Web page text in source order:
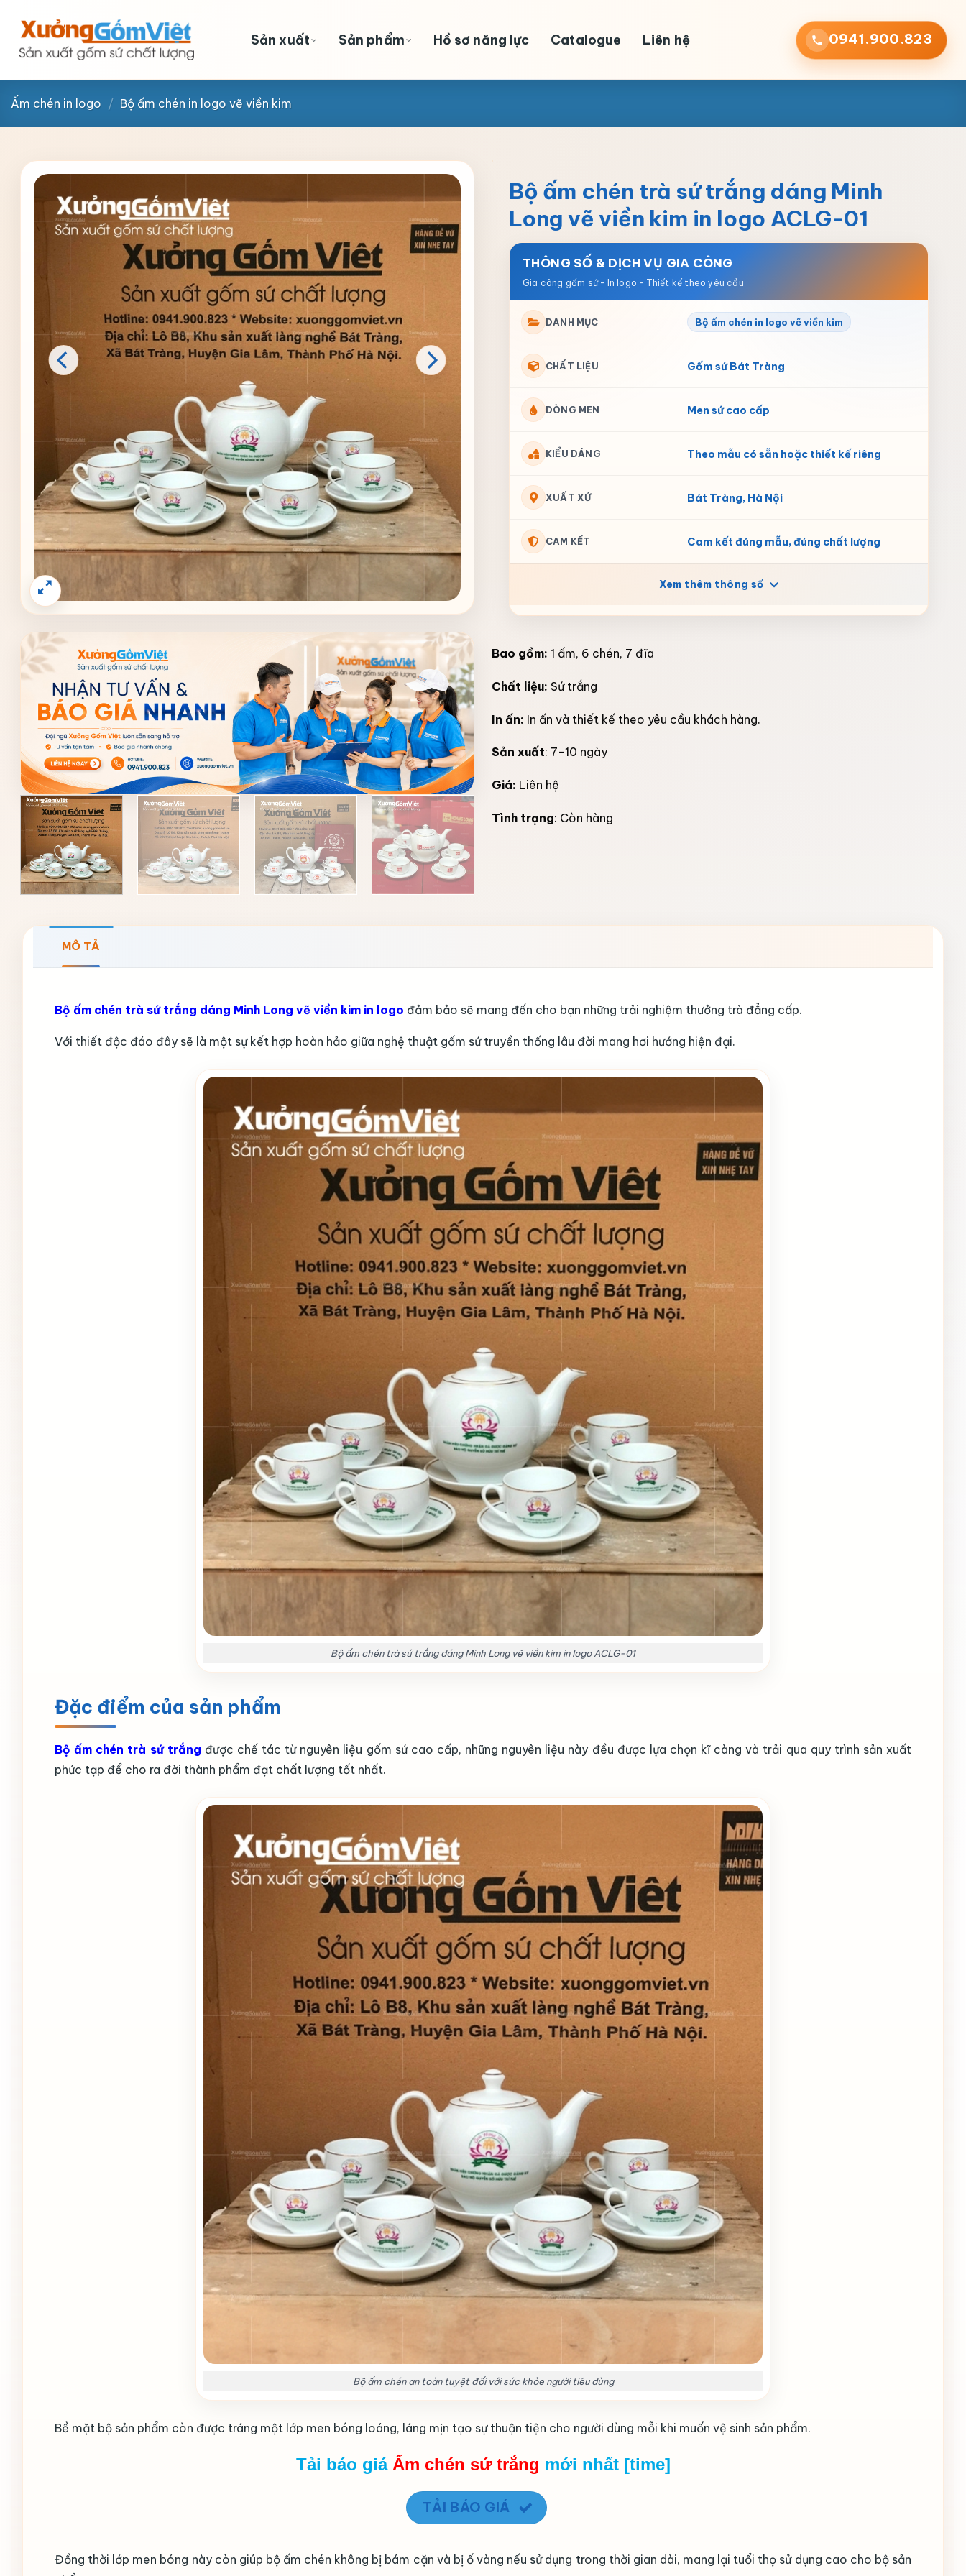
content
Sản xuất Sản phẩm Hồ sơ năng lực Catalogue Liên hệ 0941.900.823
Ấm chén in logo / Bộ ấm chén in logo vẽ viền kim
Bộ ấm chén trà sứ trắng dáng Minh
Long vẽ viền kim in logo ACLG-01
THÔNG SỐ & DỊCH VỤ GIA CÔNG
DANH MỤC Bộ ấm chén in logo vẽ viền kim
CHẤT LIỆU Gốm sứ Bát Tràng
DÒNG MEN Men sứ cao cấp
KIỂU DÁNG Theo mẫu có sẵn hoặc thiết kế riêng
XUẤT XỨ Bát Tràng, Hà Nội
CAM KẾT Cam kết đúng mẫu, đúng chất lượng
Xem thêm thông số
Bao gồm: 1 ấm, 6 chén, 7 đĩa
Chất liệu: Sứ trắng
In ấn: In ấn và thiết kế theo yêu cầu khách hàng.
Sản xuất: 7-10 ngày
Giá: Liên hệ
Tình trạng: Còn hàng
MÔ TẢ
Bộ ấm chén trà sứ trắng dáng Minh Long vẽ viền kim in logo đảm bảo sẽ mang đến cho bạn những trải nghiệm thưởng trà đẳng cấp.
Với thiết độc đáo đây sẽ là một sự kết hợp hoàn hảo giữa nghệ thuật gốm sứ truyền thống lâu đời mang hơi hướng hiện đại.
Bộ ấm chén trà sứ trắng dáng Minh Long vẽ viền kim in logo ACLG-01
Đặc điểm của sản phẩm
Bộ ấm chén trà sứ trắng được chế tác từ nguyên liệu gốm sứ cao cấp, những nguyên liệu này đều được lựa chọn kĩ càng và trải qua quy trình sản xuất
phức tạp để cho ra đời thành phẩm đạt chất lượng tốt nhất.
Bộ ấm chén an toàn tuyệt đối với sức khỏe người tiêu dùng
Bề mặt bộ sản phẩm còn được tráng một lớp men bóng loáng, láng mịn tạo sự thuận tiện cho người dùng mỗi khi muốn vệ sinh sản phẩm.
Tải báo giá Ấm chén sứ trắng mới nhất [time]
TẢI BÁO GIÁ
Đồng thời lớp men bóng này còn giúp bộ ấm chén không bị bám cặn và bị ố vàng nếu sử dụng trong thời gian dài, mang lại tuổi thọ sử dụng cao cho bộ sản